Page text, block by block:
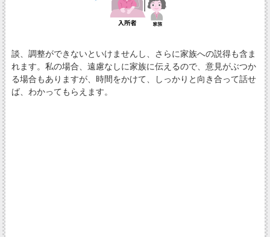
談、調整ができないといけませんし、さらに家族への説得も含ま
れます。私の場合、遠慮なしに家族に伝えるので、意見がぶつか
る場合もありますが、時間をかけて、しっかりと向き合って話せ
ば、わかってもらえます。